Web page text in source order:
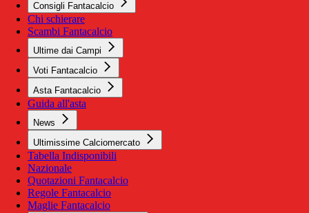
Consigli Fantacalcio
Chi schierare
Scambi Fantacalcio
Ultime dai Campi
Voti Fantacalcio
Asta Fantacalcio
Guida all'asta
News
Ultimissime Calciomercato
Tabella Indisponibili
Nazionale
Quotazioni Fantacalcio
Regole Fantacalcio
Maglie Fantacalcio